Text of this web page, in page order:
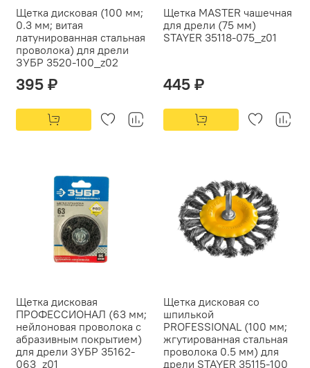
Щетка дисковая (100 мм;
0.3 мм; витая
латунированная стальная
проволока) для дрели
ЗУБР 3520-100_z02
395 ₽
Щетка MASTER чашечная
для дрели (75 мм)
STAYER 35118-075_z01
445 ₽
Щетка дисковая
ПРОФЕССИОНАЛ (63 мм;
нейлоновая проволока с
абразивным покрытием)
для дрели ЗУБР 35162-
063_z01
Щетка дисковая со
шпилькой
PROFESSIONAL (100 мм;
жгутированная стальная
проволока 0.5 мм) для
дрели STAYER 35115-100